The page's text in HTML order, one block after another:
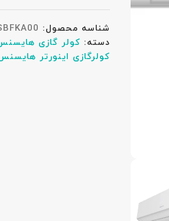
شناسه محصول:
دسته: کولر گازی
کولرگازی اینورتر